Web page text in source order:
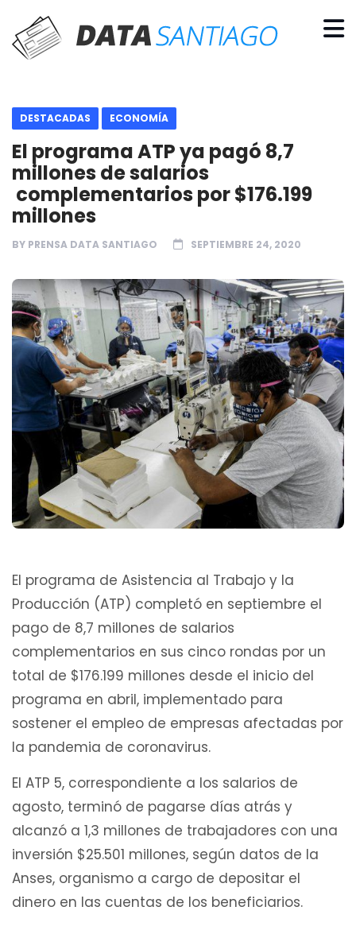
DESTACADAS ECONOMÍA
El programa ATP ya pagó 8,7
millones de salarios
complementarios por $176.199
millones
BY PRENSA DATA SANTIAGO SEPTIEMBRE 24, 2020
El programa de Asistencia al Trabajo y la
Producción (ATP) completó en septiembre el
pago de 8,7 millones de salarios
complementarios en sus cinco rondas por un
total de $176.199 millones desde el inicio del
programa en abril, implementado para
sostener el empleo de empresas afectadas por
la pandemia de coronavirus.
El ATP 5, correspondiente a los salarios de
agosto, terminó de pagarse días atrás y
alcanzó a 1,3 millones de trabajadores con una
inversión $25.501 millones, según datos de la
Anses, organismo a cargo de depositar el
dinero en las cuentas de los beneficiarios.